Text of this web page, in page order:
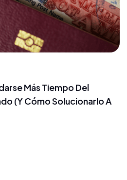
Más Tiempo Del
(y Cómo Solucionarlo A